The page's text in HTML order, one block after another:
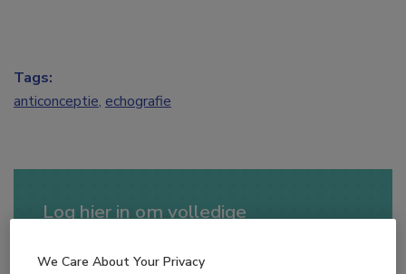
Log hier in om volledige
Tags:
anticonceptie, echografie
We Care About Your Privacy